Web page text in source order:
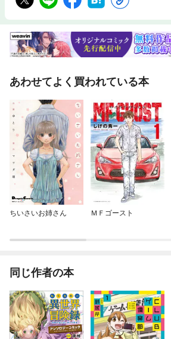
あわせてよく買われている本
ちいさいお姉さん ＭＦゴースト
同じ作者の本